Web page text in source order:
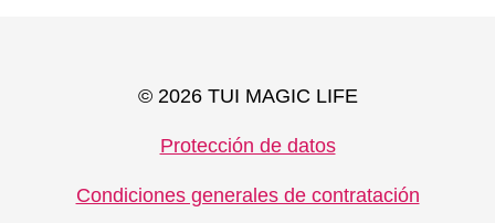
© 2026 TUI MAGIC LIFE
Protección de datos
Condiciones generales de contratación